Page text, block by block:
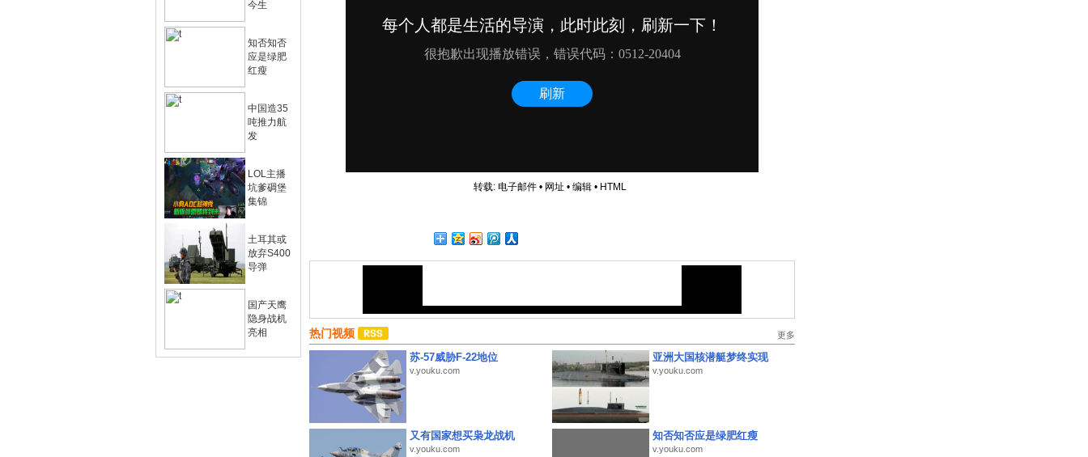
今生
知否知否
应是绿肥
红瘦
中国造35
吨推力航
发
LOL主播
坑爹碉堡
集锦
土耳其或
放弃S400
导弹
国产天鹰
隐身战机
亮相
转载: 电子邮件• 网址 • 编辑• HTML
热门视频 更多
苏-57威胁F-22地位
v.youku.com
亚洲大国核潜艇梦终实现
v.youku.com
又有国家想买枭龙战机
v.youku.com
知否知否应是绿肥红瘦
v.youku.com